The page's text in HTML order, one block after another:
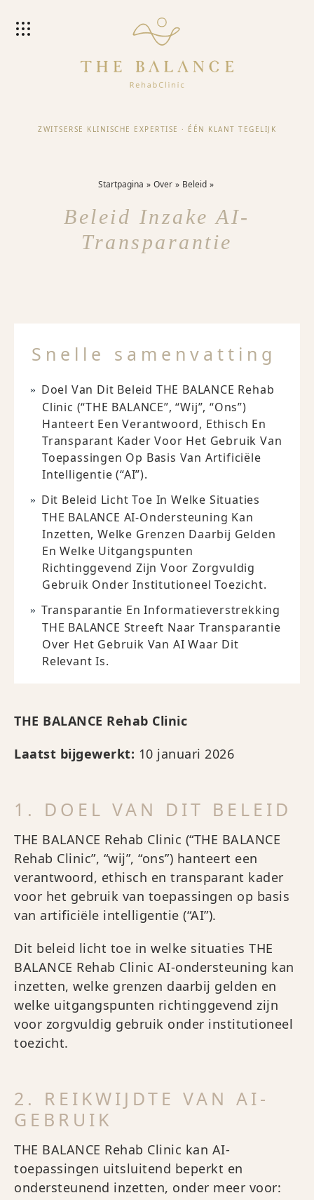
ZWITSERSE KLINISCHE EXPERTISE · ÉÉN KLANT TEGELIJK
Startpagina Over Beleid
Beleid Inzake AI-
Transparantie
Snelle samenvatting
Doel Van Dit Beleid THE BALANCE Rehab
Clinic (“THE BALANCE”, “wij”, “ons”)
Hanteert Een Verantwoord, Ethisch En
Transparant Kader Voor Het Gebruik Van
Toepassingen Op Basis Van Artificiële
Intelligentie (“AI”).
Dit Beleid Licht Toe In Welke Situaties
THE BALANCE AI-Ondersteuning Kan
Inzetten, Welke Grenzen Daarbij Gelden
En Welke Uitgangspunten
Richtinggevend Zijn Voor Zorgvuldig
Gebruik Onder Institutioneel Toezicht.
Transparantie En Informatieverstrekking
THE BALANCE Streeft Naar Transparantie
Over Het Gebruik Van AI Waar Dit
Relevant Is.
THE BALANCE Rehab Clinic
Laatst bijgewerkt: 10 januari 2026
1. DOEL VAN DIT BELEID
THE BALANCE Rehab Clinic (“THE BALANCE
Rehab Clinic”, “wij”, “ons”) hanteert een
verantwoord, ethisch en transparant kader
voor het gebruik van toepassingen op basis
van artificiële intelligentie (“AI”).
Dit beleid licht toe in welke situaties THE
BALANCE Rehab Clinic AI-ondersteuning kan
inzetten, welke grenzen daarbij gelden en
welke uitgangspunten richtinggevend zijn
voor zorgvuldig gebruik onder institutioneel
toezicht.
2. REIKWIJDTE VAN AI-
GEBRUIK
THE BALANCE Rehab Clinic kan AI-
toepassingen uitsluitend beperkt en
ondersteunend inzetten, onder meer voor: